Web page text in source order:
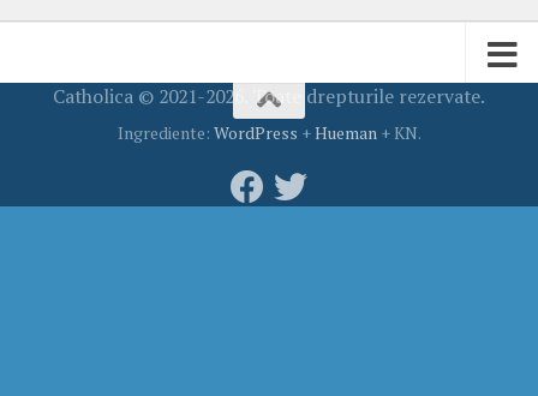
Catholica © 2021-2026. Toate drepturile rezervate.
Ingrediente: WordPress +Hueman+ KN.